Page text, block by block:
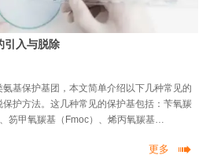
引入与脱除
基保护基团，本文简单介绍以下几种常见的
护方法。这几种常见的保护基包括：苄氧羰
笏甲氧羰基（Fmoc）、烯丙氧羰基
更多 